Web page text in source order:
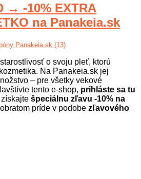
→ -10% EXTRA
na Panakeia.sk
Panakeia.sk (13)
o svoju pleť, ktorú
Na Panakeia.sk jej
– pre všetky vekové
tento e-shop, prihláste sa tu
špeciálnu zľavu -10% na
príde v podobe zľavového